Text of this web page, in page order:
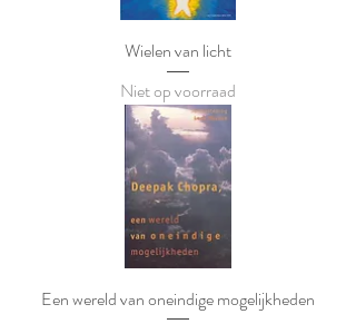
Wielen van licht
Niet op voorraad
Een wereld van oneindige mogelijkheden